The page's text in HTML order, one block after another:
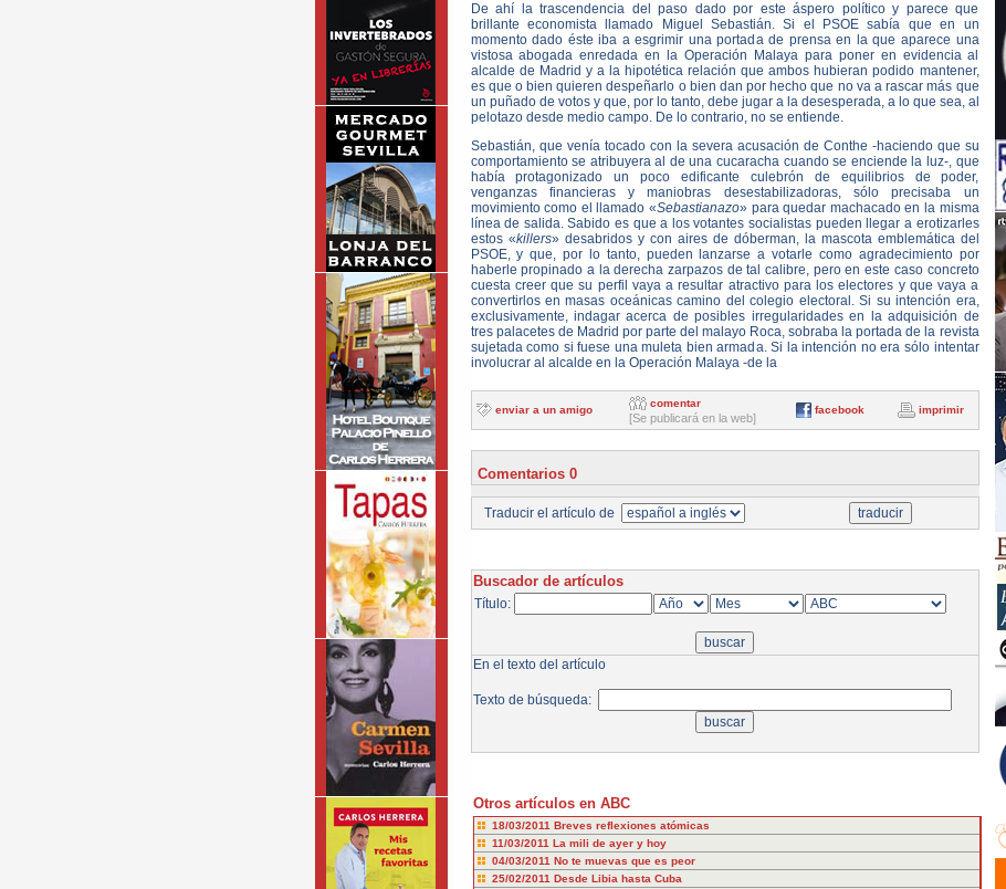
De ahí la trascendencia del paso dado por este áspero político y parece que
brillante economista llamado Miguel Sebastián. Si el PSOE sabía que en un
momento dado éste iba a esgrimir una portada de prensa en la que aparece una
vistosa abogada enredada en la Operación Malaya para poner en evidencia al
alcalde de Madrid y a la hipotética relación que ambos hubieran podido mantener,
es que o bien quieren despeñarlo o bien dan por hecho que no va a rascar más que
un puñado de votos y que, por lo tanto, debe jugar a la desesperada, a lo que sea, al
pelotazo desde medio campo. De lo contrario, no se entiende.
Sebastián, que venía tocado con la severa acusación de Conthe -haciendo que su
comportamiento se atribuyera al de una cucaracha cuando se enciende la luz-, que
había protagonizado un poco edificante culebrón de equilibrios de poder,
venganzas financieras y maniobras desestabilizadoras, sólo precisaba un
movimiento como el llamado «Sebastianazo» para quedar machacado en la misma
línea de salida. Sabido es que a los votantes socialistas pueden llegar a erotizarles
estos «killers» desabridos y con aires de dóberman, la mascota emblemática del
PSOE, y que, por lo tanto, pueden lanzarse a votarle como agradecimiento por
haberle propinado a la derecha zarpazos de tal calibre, pero en este caso concreto
cuesta creer que su perfil vaya a resultar atractivo para los electores y que vaya a
convertirlos en masas oceánicas camino del colegio electoral. Si su intención era,
exclusivamente, indagar acerca de posibles irregularidades en la adquisición de
tres palacetes de Madrid por parte del malayo Roca, sobraba la portada de la revista
sujetada como si fuese una muleta bien armada. Si la intención no era sólo intentar
involucrar al alcalde en la Operación Malaya -de la
enviar a un amigo
comentar
[Se publicará en la web]
facebook imprimir
Comentarios 0
Traducir el artículo de
Buscador de artículos
Título:
En el texto del artículo
Texto de búsqueda:
Otros artículos en ABC
18/03/2011 Breves reflexiones atómicas
11/03/2011 La mili de ayer y hoy
04/03/2011 No te muevas que es peor
25/02/2011 Desde Libia hasta Cuba